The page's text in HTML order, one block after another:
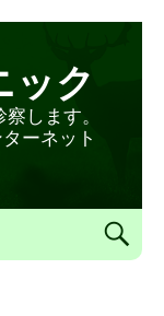
ック
します。
ーネット